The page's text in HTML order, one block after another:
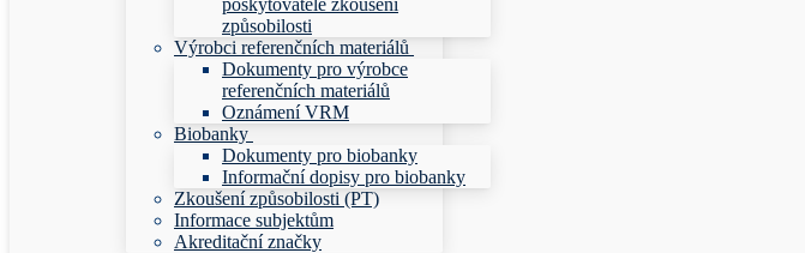
poskytovatele zkoušení
způsobilosti
Výrobci referenčních materiálů
Dokumenty pro výrobce
referenčních materiálů
Oznámení VRM
Biobanky
Dokumenty pro biobanky
Informační dopisy pro biobanky
Zkoušení způsobilosti (PT)
Informace subjektům
Akreditační značky